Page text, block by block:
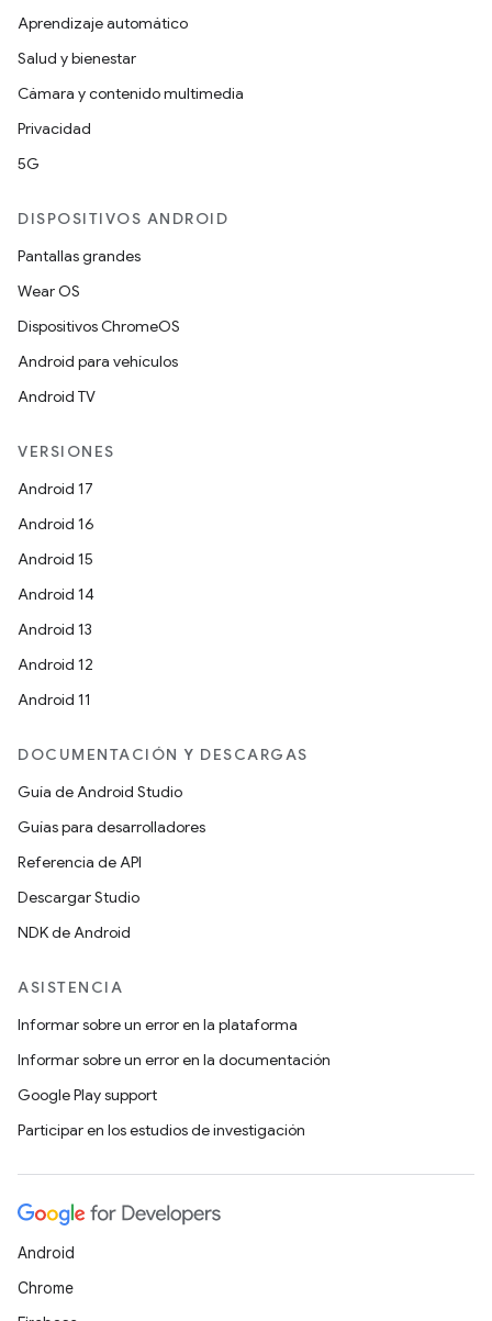
Aprendizaje automático
Salud y bienestar
Cámara y contenido multimedia
Privacidad
5G
DISPOSITIVOS ANDROID
Pantallas grandes
Wear OS
Dispositivos ChromeOS
Android para vehículos
Android TV
VERSIONES
Android 17
Android 16
Android 15
Android 14
Android 13
Android 12
Android 11
DOCUMENTACIÓN Y DESCARGAS
Guía de Android Studio
Guías para desarrolladores
Referencia de API
Descargar Studio
NDK de Android
ASISTENCIA
Informar sobre un error en la plataforma
Informar sobre un error en la documentación
Google Play support
Participar en los estudios de investigación
Android
Chrome